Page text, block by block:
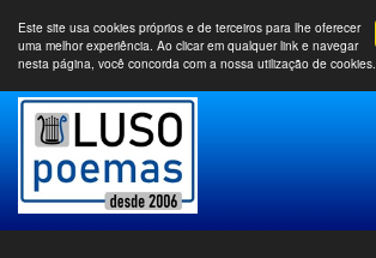
Este site usa cookies próprios e de terceiros para lhe oferecer
uma melhor experiência. Ao clicar em qualquer link e navegar
nesta página, você concorda com a nossa utilização de cookies.